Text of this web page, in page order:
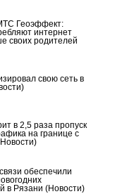
Геоэффект:
интернет
своих родителей
свою сеть в
в 2,5 раза пропуск
на границе с
обеспечили
в Рязани(Новости)